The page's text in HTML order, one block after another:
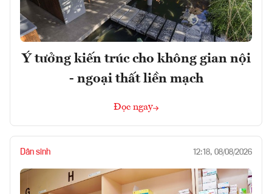
Ý tưởng kiến trúc cho không gian nội
- ngoại thất liền mạch
Đọc ngay
Dân sinh 12:18, 08/08/2026